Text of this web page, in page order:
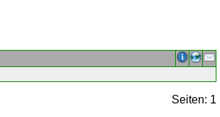
Seiten: 1